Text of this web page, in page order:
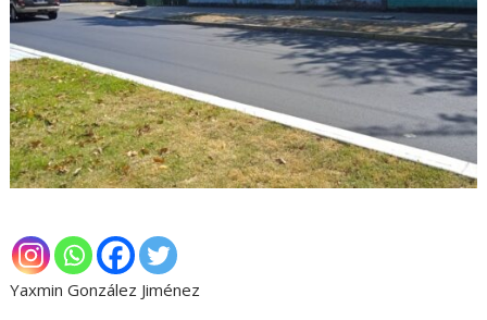
Yaxmin González Jiménez